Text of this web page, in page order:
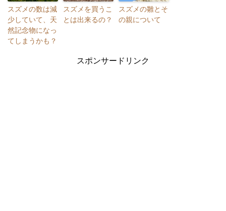
スズメの数は減
少していて、天
然記念物になっ
てしまうかも？
スズメを買うこ
とは出来るの？
スズメの雛とそ
の親について
スポンサードリンク